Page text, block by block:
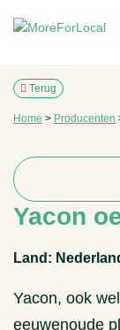
Terug
Home > Producenten
Yacon
Land:
Yacon, ook
eeuwenoude